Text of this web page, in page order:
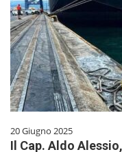
20 Giugno 2025
Il Cap. Aldo